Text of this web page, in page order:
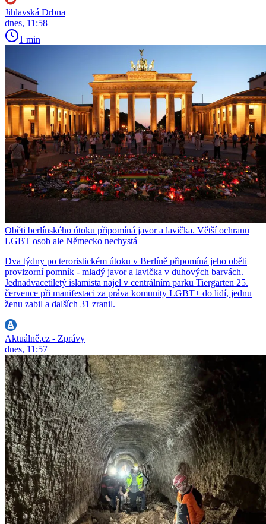
Jihlavská Drbna
dnes, 11:58
1 min
Oběti berlínského útoku připomíná javor a lavička. Větší ochranu
LGBT osob ale Německo nechystá
Dva týdny po teroristickém útoku v Berlíně připomíná jeho oběti
provizorní pomník - mladý javor a lavička v duhových barvách.
Jednadvacetiletý islamista najel v centrálním parku Tiergarten 25.
července při manifestaci za práva komunity LGBT+ do lidí, jednu
ženu zabil a dalších 31 zranil.
Aktuálně.cz - Zprávy
dnes, 11:57